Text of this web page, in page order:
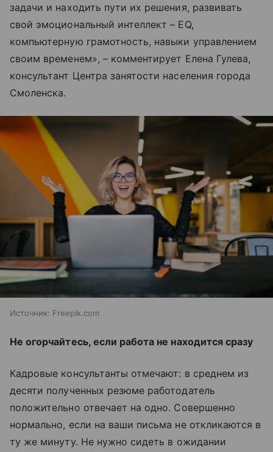
задачи и находить пути их решения, развивать
свой эмоциональный интеллект – EQ,
компьютерную грамотность, навыки управлением
своим временем», – комментирует Елена Гулева,
консультант Центра занятости населения города
Смоленска.
Источник: Freepik.com
Не огорчайтесь, если работа не находится сразу
Кадровые консультанты отмечают: в среднем из
десяти полученных резюме работодатель
положительно отвечает на одно. Совершенно
нормально, если на ваши письма не откликаются в
ту же минуту. Не нужно сидеть в ожидании